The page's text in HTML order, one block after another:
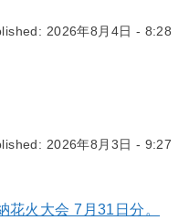
2026年8月4日 - 8:28
2026年8月3日 - 9:27
火大会 7月31日分。